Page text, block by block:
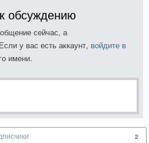
обсуждению
сейчас, а
у вас есть аккаунт, войдите в
имени.
2